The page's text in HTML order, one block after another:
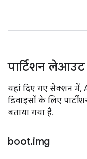
पार्टिशन
यहां दिए गए सेक्शन में,
डिवाइसों के लिए
बताया गया है.
boot.img